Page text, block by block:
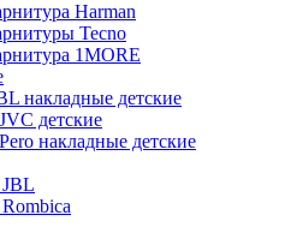
Harman
Tecno
1MORE
накладные детские
детские
накладные детские